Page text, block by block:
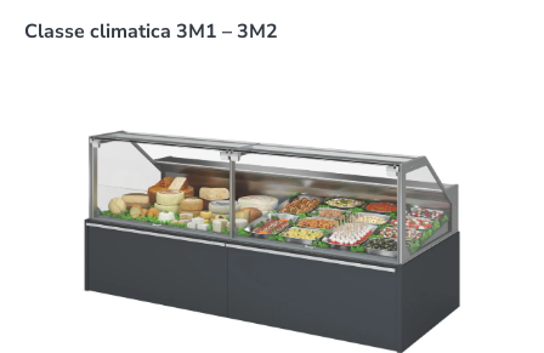
Classe climatica 3M1 – 3M2